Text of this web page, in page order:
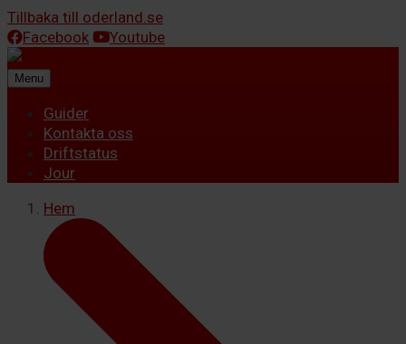
Tillbaka till oderland.se
Facebook
Youtube
Menu
Guider
Kontakta oss
Driftstatus
Jour
Hem